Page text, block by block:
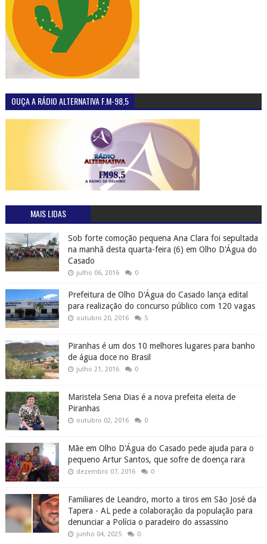
OUÇA A RÁDIO ALTERNATIVA F.M-98,5
MAIS LIDAS
Sob forte comoção pequena Ana Clara foi sepultada
na manhã desta quarta-feira (6) em Olho D'Água do
Casado
julho 06, 2016 0
Prefeitura de Olho D'Água do Casado lança edital
para realização do concurso público com 120 vagas
outubro 20, 2016 5
Piranhas é um dos 10 melhores lugares para banho
de água doce no Brasil
julho 21, 2016 0
Maristela Sena Dias é a nova prefeita eleita de
Piranhas
outubro 02, 2016 0
Mãe em Olho D'Água do Casado pede ajuda para o
pequeno Artur Santos, que sofre de doença rara
dezembro 07, 2016 0
Familiares de Leandro, morto a tiros em São José da
Tapera - AL pede a colaboração da população para
denunciar a Polícia o paradeiro do assassino
junho 04, 2025 0